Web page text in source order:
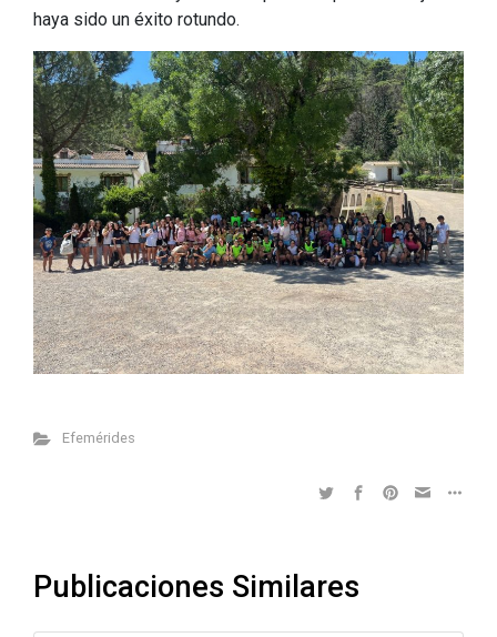
haya sido un éxito rotundo.
Efemérides
Publicaciones Similares